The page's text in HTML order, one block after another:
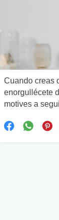
Cuando creas
enorgullécete
motives a